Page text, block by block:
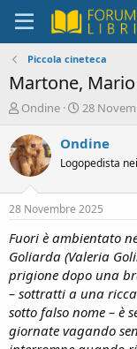
Piccola cineteca
Martone,
C
e
a
t
e
D
s
c
u
s
s
i
Ondine
D
t
d
i
n
i
z
i
o
28
Ondine
Logopedista
28 Novembre 2025
Fuori è ambientato
Goliarda (Valeria
prigione dopo una
– sottratti a una
sotto falso nome – è
giornate vagando